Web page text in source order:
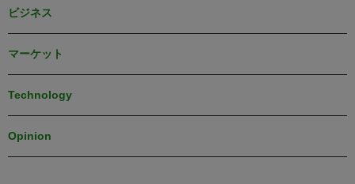
ビジネス
マーケット
Technology
Opinion